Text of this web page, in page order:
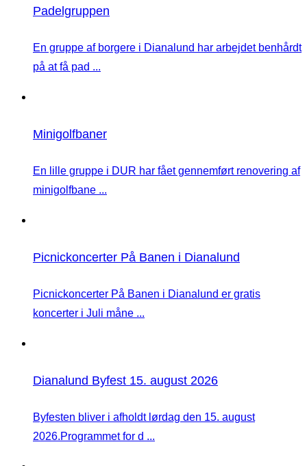
Padelgruppen
En gruppe af borgere i Dianalund har arbejdet benhårdt
på at få pad ...
Minigolfbaner
En lille gruppe i DUR har fået gennemført renovering af
minigolfbane ...
Picnickoncerter På Banen i Dianalund
Picnickoncerter På Banen i Dianalund er gratis
koncerter i Juli måne ...
Dianalund Byfest 15. august 2026
Byfesten bliver i afholdt lørdag den 15. august
2026.Programmet for d ...